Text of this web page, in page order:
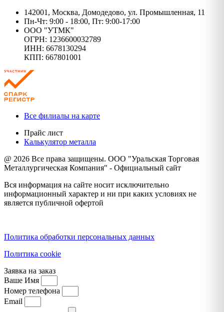
142001, Москва, Домодедово, ул. Промышленная, 11
Пн-Чт: 9:00 - 18:00, Пт: 9:00-17:00
ООО "УТМК"
ОГРН: 1236600032789
ИНН: 6678130294
КПП: 667801001
Все филиалы на карте
Прайс лист
Калькулятор металла
@ 2026 Все права защищены. ООО "Уральская Торговая
Металлургическая Компания" - Официальный сайт
Вся информация на сайте носит исключительно
информационный характер и ни при каких условиях не
является публичной офертой
Политика обработки персональных данных
Политика cookie
Заявка на заказ
Ваше Имя
Номер телефона
Email